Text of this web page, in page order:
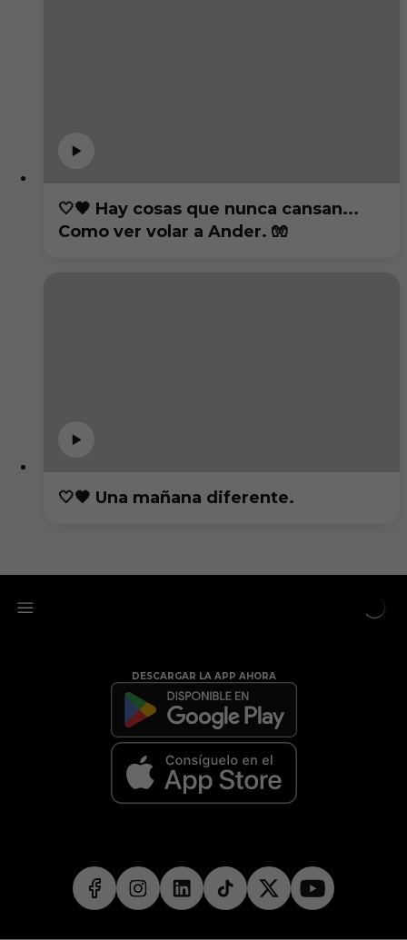
🤍🖤 Hay cosas que nunca cansan...
Como ver volar a Ander. 🧤
🤍🖤 Una mañana diferente.
DESCARGAR LA APP AHORA